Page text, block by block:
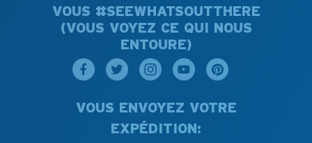
VOUS #SEEWHATSOUTTHERE
(VOUS VOYEZ CE QUI NOUS
ENTOURE)
VOUS ENVOYEZ VOTRE
EXPÉDITION: